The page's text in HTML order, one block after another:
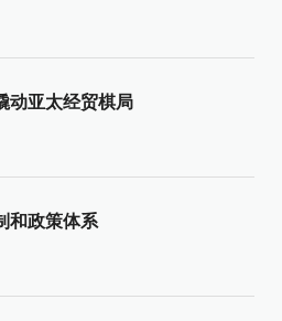
动亚太经贸棋局
和政策体系